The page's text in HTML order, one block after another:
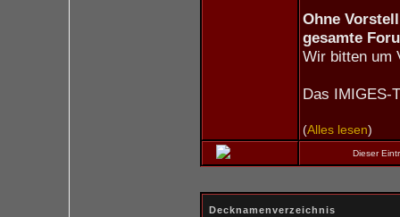
Ohne
gesamte
Wir bitten um
Das IMIGES-
(Alles lesen)
Dieser
Decknamenverzeichnis